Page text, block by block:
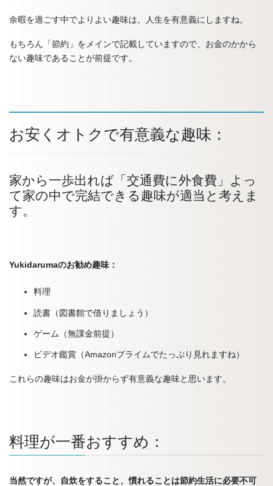
余暇を過ごす中でよりよい趣味は、人生を有意義にしますね。
もちろん「節約」をメインで記載していますので、お金のかから
ない趣味であることが前提です。
お安くオトクで有意義な趣味：
家から一歩出れば「交通費に外食費」よっ
て家の中で完結できる趣味が適当と考えま
す。
Yukidarumaのお勧め趣味：
料理
読書（図書館で借りましょう）
ゲーム（無課金前提）
ビデオ鑑賞（Amazonプライムでたっぷり見れますね）
これらの趣味はお金が掛からず有意義な趣味と思います。
料理が一番おすすめ：
当然ですが、自炊をすること、慣れることは節約生活に必要不可